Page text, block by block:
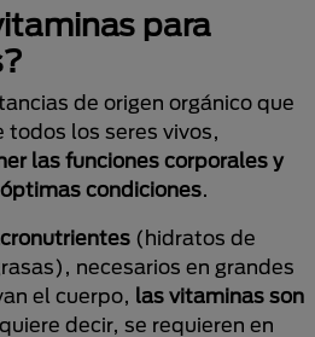
para
de origen orgánico que
todos los seres vivos,
las funciones corporales y
condiciones.
(hidratos de
necesarios en grandes
el cuerpo, las vitaminas son
decir, se requieren en